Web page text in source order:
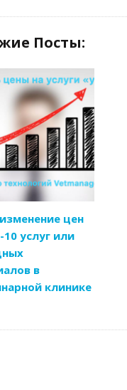
Посты:
ДАЛЕЕ
цен
услуг или
в
клинике